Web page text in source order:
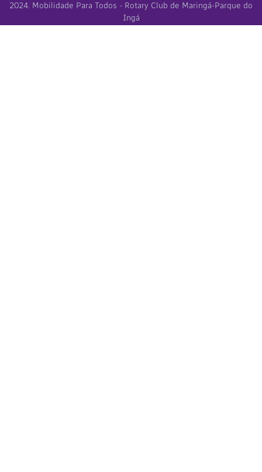
2024. Mobilidade Para Todos - Rotary Club de Maringá-Parque do
Ingá